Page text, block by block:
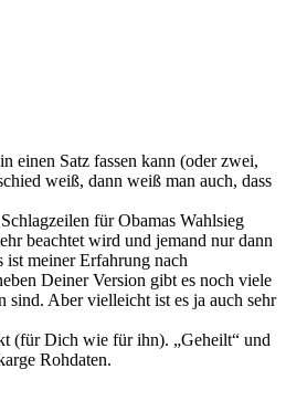
einen Satz fassen kann (oder zwei,
weiß, dann weiß man auch, dass
für Obamas Wahlsieg
beachtet wird und jemand nur dann
ist meiner Erfahrung nach
Deiner Version gibt es noch viele
sind. Aber vielleicht ist es ja auch sehr
(für Dich wie für ihn). „Geheilt“ und
Rohdaten.